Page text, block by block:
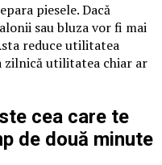
piesele. Dacă
sau bluza vor fi mai
reduce utilitatea
zilnică utilitatea chiar ar
cea care te
de două minute